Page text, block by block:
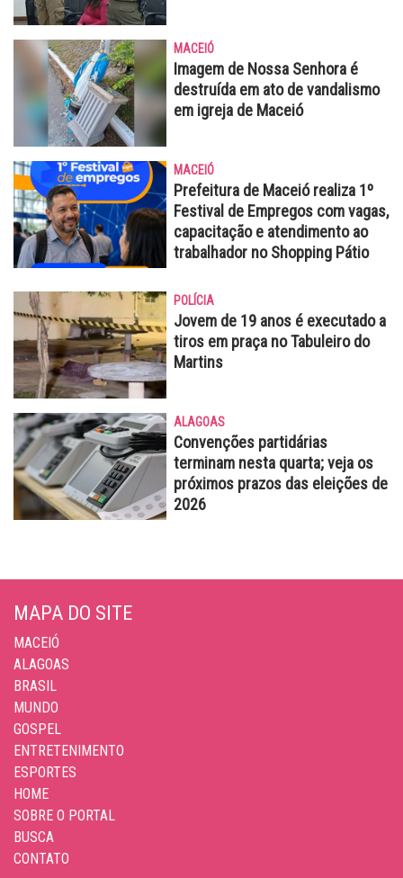
MACEIÓ
Imagem de Nossa Senhora é
destruída em ato de vandalismo
em igreja de Maceió
MACEIÓ
Prefeitura de Maceió realiza 1º
Festival de Empregos com vagas,
capacitação e atendimento ao
trabalhador no Shopping Pátio
POLÍCIA
Jovem de 19 anos é executado a
tiros em praça no Tabuleiro do
Martins
ALAGOAS
Convenções partidárias
terminam nesta quarta; veja os
próximos prazos das eleições de
2026
MAPA DO SITE
MACEIÓ
ALAGOAS
BRASIL
MUNDO
GOSPEL
ENTRETENIMENTO
ESPORTES
HOME
SOBRE O PORTAL
BUSCA
CONTATO